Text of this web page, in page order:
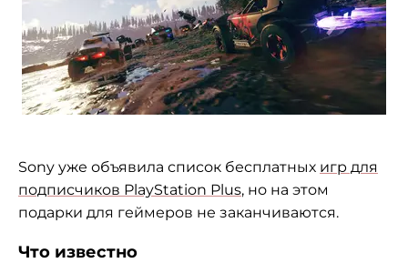
Sony уже объявила список бесплатных игр для
подписчиков PlayStation Plus, но на этом
подарки для геймеров не заканчиваются.
Что известно